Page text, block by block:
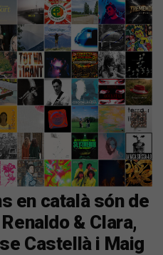
en català són de
& Clara,
Castellà i Maig